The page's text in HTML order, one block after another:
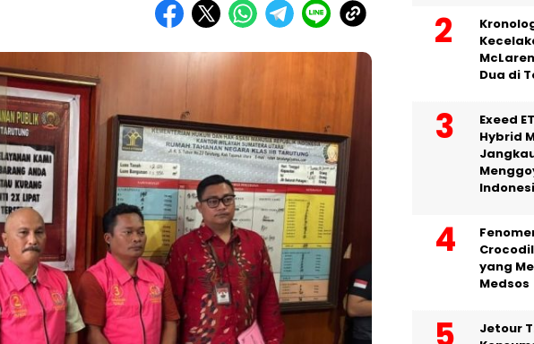
Dua di
Exeed
Hybrid
yang
Medsos
Jetour